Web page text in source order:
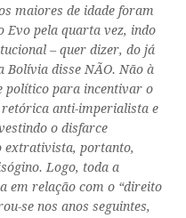
maiores de idade foram
Evo pela quarta vez, indo
– quer dizer, do já
Bolívia disse NÃO. Não à
político para incentivar o
anti-imperialista e
o disfarce
extrativista, portanto,
Logo, toda a
em relação com o “direito
se nos anos seguintes,